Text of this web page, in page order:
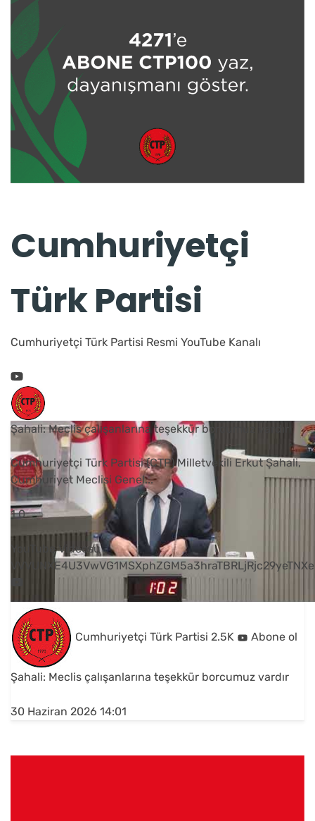
Cumhuriyetçi
Türk Partisi
Cumhuriyetçi Türk Partisi Resmi YouTube Kanalı
Şahali: Meclis çalışanlarına teşekkür borcumuz vardır
Cumhuriyetçi Türk Partisi (CTP) Milletvekili Erkut Şahali,
Cumhuriyet Meclisi Genel...
1 0
YouTube Videosu
Cumhuriyetçi Türk Partisi 2.5K Abone ol
Şahali: Meclis çalışanlarına teşekkür borcumuz vardır
30 Haziran 2026 14:01